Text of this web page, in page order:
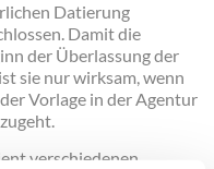
Datierung
Damit die
der Überlassung der
sie nur wirksam, wenn
Vorlage in der Agentur
verschiedenen